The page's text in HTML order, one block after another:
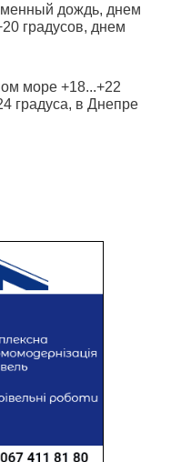
дождь, днем
градусов, днем
море +18...+22
градуса, в Днепре